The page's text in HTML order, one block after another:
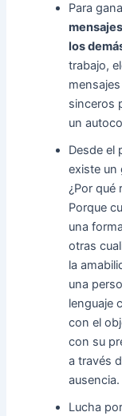
Para
los
trabajo,
sinceros
un
Desde el
existe un
¿Por qué
Porque
una
otras
la
una
lenguaje
con el
con su
a través
ausencia.
Lucha